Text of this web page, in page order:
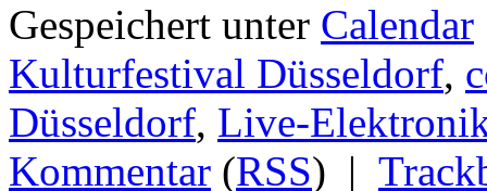
Gespeichert unter Calendar
Kulturfestival Düsseldorf,
Düsseldorf, Live-
Kommentar (RSS) |